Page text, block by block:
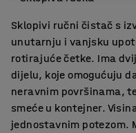
Sklopivi ručni čistač s
unutarnju i vanjsku
rotirajuće četke. Ima
dijelu, koje omogućuju
neravnim površinama,
smeće u kontejner.
jednostavnim potezom.